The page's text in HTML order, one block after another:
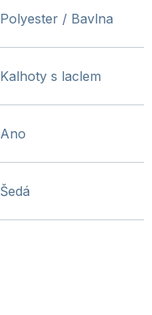
Polyester / Bavlna
Kalhoty s laclem
Ano
Šedá